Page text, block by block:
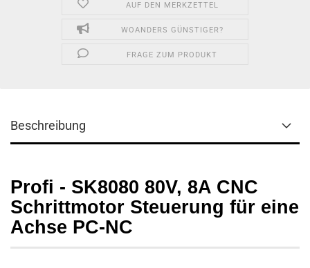
AUF DEN MERKZETTEL
WOANDERS GÜNSTIGER?
FRAGE ZUM PRODUKT
Beschreibung
Profi - SK8080 80V, 8A CNC
Schrittmotor Steuerung für eine
Achse PC-NC